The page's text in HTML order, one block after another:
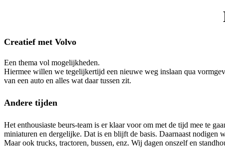
Creatief met Volvo
Een thema vol mogelijkheden.
Hiermee willen we tegelijkertijd een nieuwe weg inslaan qua
van een auto en alles wat daar tussen zit.
Andere tijden
Het enthousiaste beurs-team is er klaar voor om met de tijd mee te
miniaturen en dergelijke. Dat is en blijft de basis. Daarnaast nodigen
Maar ook trucks, tractoren, bussen, enz. Wij dagen onszelf en